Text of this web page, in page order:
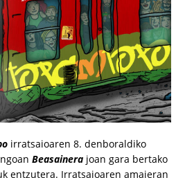
irratsaioaren 8. denboraldiko
Beasainera joan gara bertako
entzutera. Irratsaioaren amaieran